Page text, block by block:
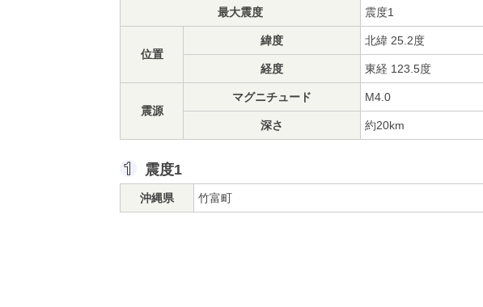
最大震度 震度1
位置
緯度 北緯 25.2度
経度 東経 123.5度
震源
マグニチュード M4.0
深さ 約20km
震度1
沖縄県 竹富町